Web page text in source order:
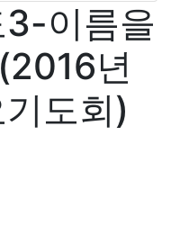
3-이름을
년
도회)